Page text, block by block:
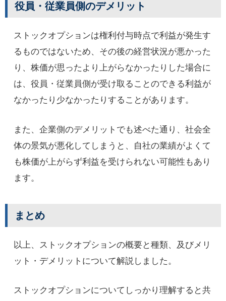
役員・従業員側のデメリット
ストックオプションは権利付与時点で利益が発生す
るものではないため、その後の経営状況が悪かった
り、株価が思ったより上がらなかったりした場合に
は、役員・従業員側が受け取ることのできる利益が
なかったり少なかったりすることがあります。
また、企業側のデメリットでも述べた通り、社会全
体の景気が悪化してしまうと、自社の業績がよくて
も株価が上がらず利益を受けられない可能性もあり
ます。
まとめ
以上、ストックオプションの概要と種類、及びメリ
ット・デメリットについて解説しました。
ストックオプションについてしっかり理解すると共